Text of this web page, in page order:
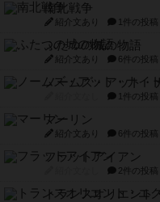
南北戦争
紹介文あり 1件の投稿
ふたつの城の物語
紹介文あり 6件の投稿
ノームズ・アット・
1件の投稿
マーリン
紹介文あり 6件の投稿
フラットアイアン
2件の投稿
トランスオリエント